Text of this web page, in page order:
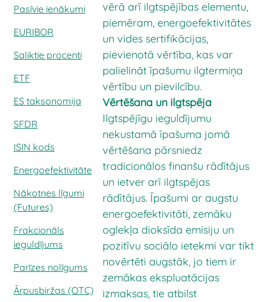
Pasīvie ienākumi
EURIBOR
Saliktie procenti
ETF
ES taksonomija
SFDR
ISIN kods
Energoefektivitāte
Nākotnes līgumi
(Futures)
Frakcionāls
ieguldījums
Parīzes nolīgums
Ārpusbiržas (OTC)
vērā arī ilgtspējības elementu,
piemēram, energoefektivitātes
un vides sertifikācijas,
pievienotā vērtība, kas var
palielināt īpašumu ilgtermiņa
vērtību un pievilcību.
Vērtēšana un ilgtspēja
Ilgtspējīgu ieguldījumu
nekustamā īpašuma jomā
vērtēšana pārsniedz
tradicionālos finanšu rādītājus
un ietver arī ilgtspējas
rādītājus. Īpašumi ar augstu
energoefektivitāti, zemāku
oglekļa dioksīda emisiju un
pozitīvu sociālo ietekmi var tikt
novērtēti augstāk, jo tiem ir
zemākas ekspluatācijas
izmaksas, tie atbilst